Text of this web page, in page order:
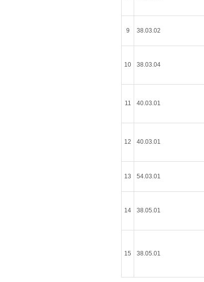
9 38.03.02
10 38.03.04
11 40.03.01
12 40.03.01
13 54.03.01
14 38.05.01
15 38.05.01